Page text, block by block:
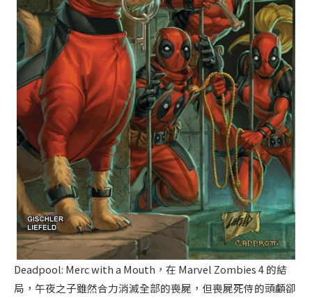
Deadpool: Merc with a Mouth，在 Marvel Zombies 4 的結
局，午夜之子雖然合力消滅全部的喪屍，但喪屍死侍的頭顱卻